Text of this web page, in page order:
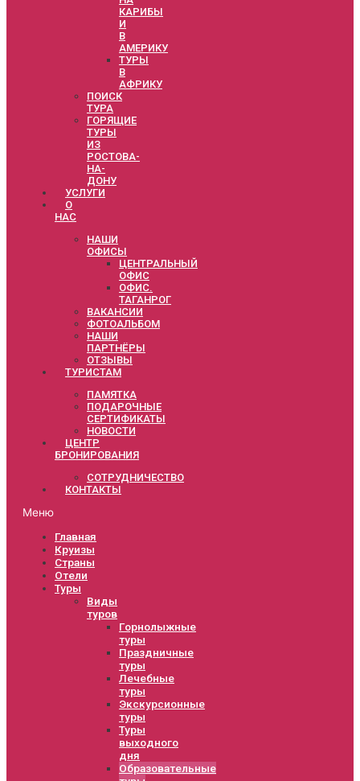
КАРИБЫ
И
В
АМЕРИКУ
ТУРЫ
В
АФРИКУ
ПОИСК
ТУРА
ГОРЯЩИЕ
ТУРЫ
ИЗ
РОСТОВА-
НА-
ДОНУ
УСЛУГИ
О
НАС
НАШИ
ОФИСЫ
ЦЕНТРАЛЬНЫЙ
ОФИС
ОФИС.
ТАГАНРОГ
ВАКАНСИИ
ФОТОАЛЬБОМ
НАШИ
ПАРТНЁРЫ
ОТЗЫВЫ
ТУРИСТАМ
ПАМЯТКА
ПОДАРОЧНЫЕ
СЕРТИФИКАТЫ
НОВОСТИ
ЦЕНТР
БРОНИРОВАНИЯ
СОТРУДНИЧЕСТВО
КОНТАКТЫ
Меню
Главная
Круизы
Страны
Отели
Туры
Виды
туров
Горнолыжные
туры
Праздничные
туры
Лечебные
туры
Экскурсионные
туры
Туры
выходного
дня
Образовательные